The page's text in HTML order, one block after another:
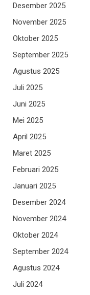
Desember 2025
November 2025
Oktober 2025
September 2025
Agustus 2025
Juli 2025
Juni 2025
Mei 2025
April 2025
Maret 2025
Februari 2025
Januari 2025
Desember 2024
November 2024
Oktober 2024
September 2024
Agustus 2024
Juli 2024